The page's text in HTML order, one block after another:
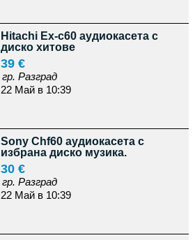
Hitachi Ex-c60 аудиокасета с
диско хитове
39 €
гр. Разград
22 Май в 10:39
Sony Chf60 аудиокасета с
избрана диско музика.
30 €
гр. Разград
22 Май в 10:39